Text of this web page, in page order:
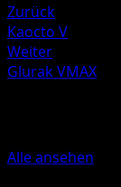
Zurück
Kaocto V
Weiter
Glurak VMAX
Alle ansehen